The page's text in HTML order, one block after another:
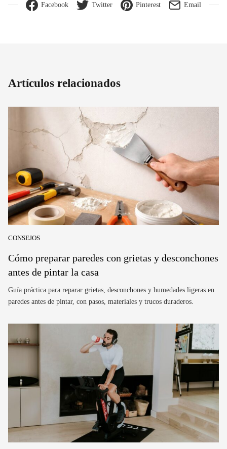
Facebook Twitter Pinterest Email
Artículos relacionados
CONSEJOS
Cómo preparar paredes con grietas y desconchones
antes de pintar la casa
Guía práctica para reparar grietas, desconchones y humedades ligeras en
paredes antes de pintar, con pasos, materiales y trucos duraderos.